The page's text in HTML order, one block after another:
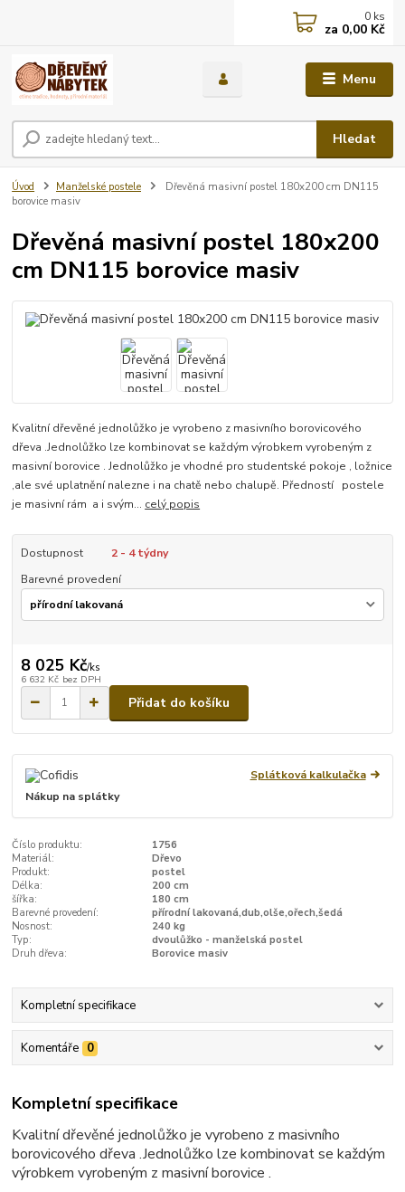
Menu
Hledat
0 ks
za 0,00 Kč
Úvod Manželské postele
Dřevěná masivní postel 180x200 cm DN115
borovice masiv
Dřevěná masivní postel 180x200
cm DN115 borovice masiv
Kvalitní dřevěné jednolůžko je vyrobeno z masivního borovicového
dřeva .Jednolůžko lze kombinovat se každým výrobkem vyrobeným z
masivní borovice . Jednolůžko je vhodné pro studentské pokoje , ložnice
,ale své uplatnění nalezne i na chatě nebo chalupě. Předností postele
je masivní rám a i svým... celý popis
Dostupnost
2 - 4 týdny
Barevné provedení
8 025 Kč/ks
6 632 Kč bez DPH
Přidat do košíku
Splátková kalkulačka
Nákup na splátky
Číslo produktu:
1756
Materiál:
Dřevo
Produkt:
postel
Délka:
200 cm
šířka:
180 cm
Barevné provedení:
přírodní lakovaná,dub,olše,ořech,šedá
Nosnost:
240 kg
Typ:
dvoulůžko - manželská postel
Druh dřeva:
Borovice masiv
Kompletní specifikace
Komentáře 0
Kompletní specifikace
Kvalitní dřevěné jednolůžko je vyrobeno z masivního
borovicového dřeva .Jednolůžko lze kombinovat se každým
výrobkem vyrobeným z masivní borovice .